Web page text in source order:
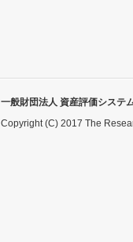
一般財団法人 資産評価システ
Copyright (C) 2017 The